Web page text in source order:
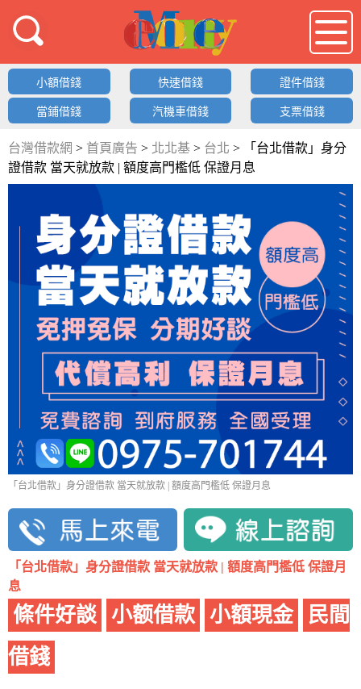
借錢LOGO
小額借錢 快速借錢 證件借錢
當鋪借錢 汽機車借錢 支票借錢
台灣借款網 > 首頁廣告 > 北北基 > 台北 >
「台北借款」身分
證借款 當天就放款 | 額度高門檻低 保證月息
「台北借款」身分證借款 當天就放款 | 額度高門檻低 保證月息
「台北借款」身分證借款 當天就放款 | 額度高門檻低 保證月
息
條件好談 小额借款 小額現金
民間
借錢